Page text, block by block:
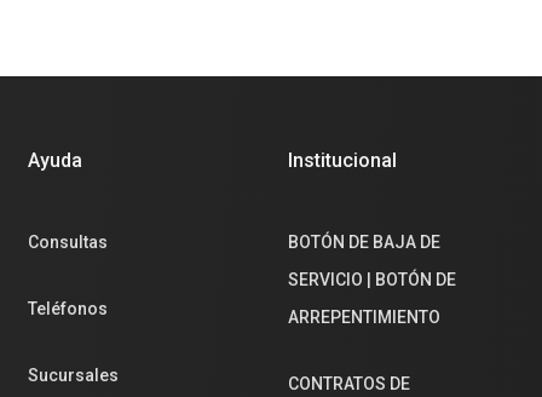
Ayuda
Consultas
Teléfonos
Sucursales
Institucional
BOTÓN DE BAJA DE
SERVICIO | BOTÓN DE
ARREPENTIMIENTO
CONTRATOS DE